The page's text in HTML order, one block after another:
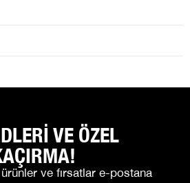
VE ÖZEL
ve fırsatlar e-postana